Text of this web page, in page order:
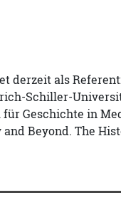
derzeit als
Schiller-
Geschichte in
Beyond. The